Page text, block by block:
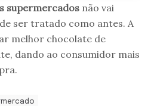
supermercados não vai
ser tratado como antes. A
melhor chocolate de
dando ao consumidor mais